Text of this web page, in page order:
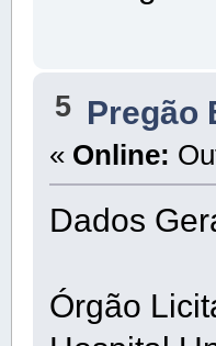
5 Pregão
« Online:
Dados
Órgão